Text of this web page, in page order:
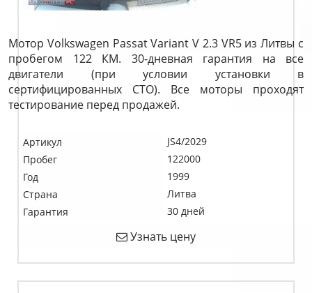
Мотор Volkswagen Passat Variant V 2.3 VR5 из Литвы с
пробегом 122 КМ. 30-дневная гарантия на все
двигатели (при условии установки в
сертифицированных СТО). Все моторы проходят
тестирование перед продажей.
Артикул
JS4/2029
Пробег
122000
Год
1999
Страна
Литва
Гарантия
30 дней
Узнать цену